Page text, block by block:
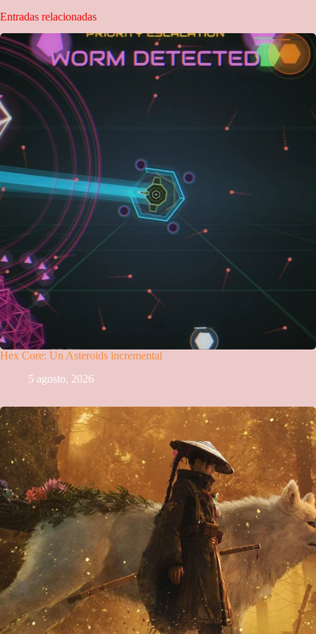
Entradas relacionadas
Hex Core: Un Asteroids incremental
5 agosto, 2026